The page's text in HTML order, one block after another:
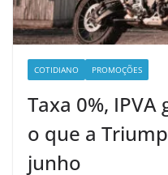
COTIDIANO PROMOÇÕES
Taxa 0%,
o que a
junho